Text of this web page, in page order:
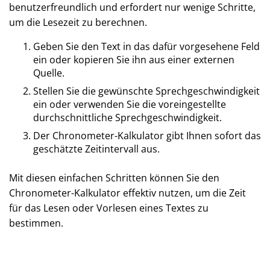
benutzerfreundlich und erfordert nur wenige Schritte,
um die Lesezeit zu berechnen.
Geben Sie den Text in das dafür vorgesehene Feld
ein oder kopieren Sie ihn aus einer externen
Quelle.
Stellen Sie die gewünschte Sprechgeschwindigkeit
ein oder verwenden Sie die voreingestellte
durchschnittliche Sprechgeschwindigkeit.
Der Chronometer-Kalkulator gibt Ihnen sofort das
geschätzte Zeitintervall aus.
Mit diesen einfachen Schritten können Sie den
Chronometer-Kalkulator effektiv nutzen, um die Zeit
für das Lesen oder Vorlesen eines Textes zu
bestimmen.